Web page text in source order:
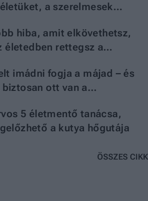
a szerelmesek
fókuszálnak
hiba, amit elkövethetsz,
életedben rettegsz a
imádni fogja a májad – és
ott van a
5 életmentő tanácsa,
a kutya hőgutája
ÖSSZES CIKK